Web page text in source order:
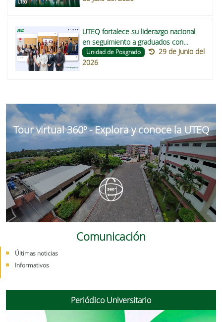
UTEQ fortalece su liderazgo nacional
en seguimiento a graduados con
participación en la directiva de la
RENSEG
Unidad de Posgrado
29 de Junio del
2026
Tour virtual 360º - Explora y conoce la UTEQ
Comunicación
Últimas noticias
Informativos
Periódico Universitario